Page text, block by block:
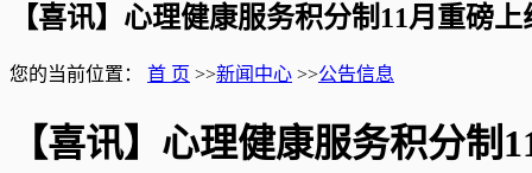
【喜讯】心理健康服务积分制11月重磅
您的当前位置： 首 页 >>新闻中心 >>公告信息
【喜讯】心理健康服务积分